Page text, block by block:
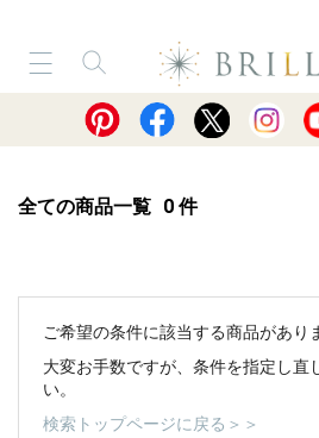
サービス ショッピングガ
全ての商品一覧 0 件
ご希望の条件に該当する商品があり
大変お手数ですが、条件を指定し直
い。
検索トップページに戻る＞＞